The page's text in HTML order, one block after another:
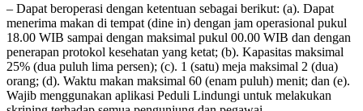
– Dapat beroperasi dengan ketentuan sebagai berikut: (a). Dapat
menerima makan di tempat (dine in) dengan jam operasional pukul
18.00 WIB sampai dengan maksimal pukul 00.00 WIB dan dengan
penerapan protokol kesehatan yang ketat; (b). Kapasitas maksimal
25% (dua puluh lima persen); (c). 1 (satu) meja maksimal 2 (dua)
orang; (d). Waktu makan maksimal 60 (enam puluh) menit; dan (e).
Wajib menggunakan aplikasi Peduli Lindungi untuk melakukan